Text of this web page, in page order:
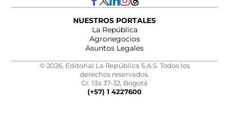
NUESTROS PORTALES
La República
Agronegocios
Asuntos Legales
© 2026, Editorial La República S.A.S. Todos los
derechos reservados.
Cr. 13a 37-32, Bogotá
(+57) 1 4227600